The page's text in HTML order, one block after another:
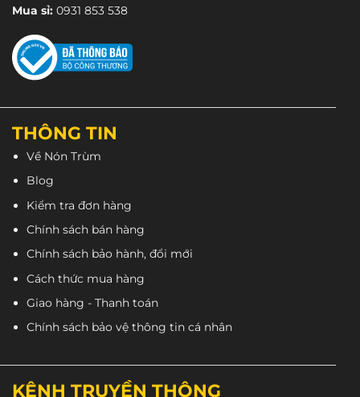
Mua sỉ: 0931 853 538
THÔNG TIN
Về Nón Trùm
Blog
Kiểm tra đơn hàng
Chính sách bán hàng
Chính sách bảo hành, đổi mới
Cách thức mua hàng
Giao hàng - Thanh toán
Chính sách bảo vệ thông tin cá nhân
KÊNH TRUYỀN THÔNG